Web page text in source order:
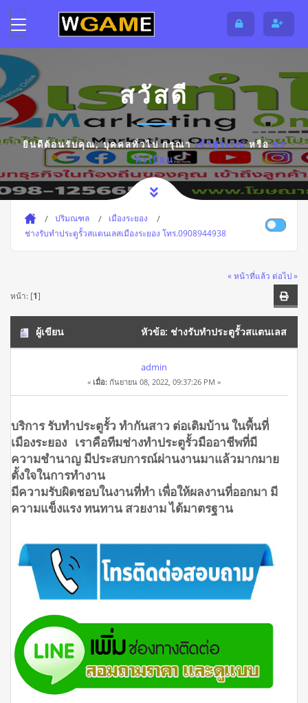
สวัสดี
ยินดีต้อนรับคุณ,บุคคลทั่วไปกรุณาเข้าสู่ระบบหรือลง
ทะเบียน
ปริมณฑล
เมืองระยอง
ช่างรับทำประตูรั้วสแตนเลสเมืองระยอง โทร.0908944938
« หน้าที่แล้ว ต่อไป »
หน้า: [1]
ผู้เขียน หัวข้อ: ช่างรับทำประตูรั้วสแตนเลส
เมืองระยอง โทร.0908944938 (อ่าน 19619 ครั้ง)
admin
« เมื่อ: กันยายน 08, 2022, 09:37:26 PM »
บริการ รับทำประตูรั้ว ทำกันสาว ต่อเติมบ้าน ในพื้นที่
เมืองระยอง เราคือทีมช่างทำประตูรั้วมืออาชีพที่มี
ความชำนาญ มีประสบการณ์ผ่านงานมาแล้วมากมาย
ตั้งใจในการทำงาน
มีความรับผิดชอบในงานที่ทำ เพื่อให้ผลงานที่ออกมา มี
ความแข็งแรง ทนทาน สวยงาม ได้มาตรฐาน